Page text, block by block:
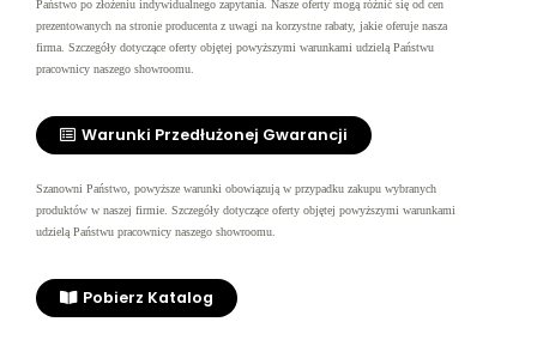
Państwo po złożeniu indywidualnego zapytania. Nasze oferty mogą różnić się od cen
prezentowanych na stronie producenta z uwagi na korzystne rabaty, jakie oferuje nasza
firma. Szczegóły dotyczące oferty objętej powyższymi warunkami udzielą Państwu
pracownicy naszego showroomu.
Warunki Przedłużonej Gwarancji
Szanowni Państwo, powyższe warunki obowiązują w przypadku zakupu wybranych
produktów w naszej firmie. Szczegóły dotyczące oferty objętej powyższymi warunkami
udzielą Państwu pracownicy naszego showroomu.
Pobierz Katalog